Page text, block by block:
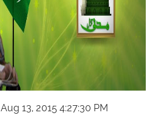
Aug 13, 2015 4:27:30 PM